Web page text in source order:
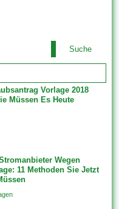
Suche
Vorlage 2018
Müssen Es Heute
Wegen
11 Methoden Sie Jetzt